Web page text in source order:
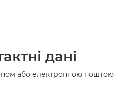
дані
або електронною поштою